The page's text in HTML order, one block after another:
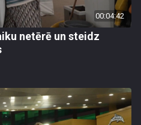
00:04:42
netērē un steidz